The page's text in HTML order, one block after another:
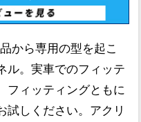
から専用の型を起こ
ル。実車でのフィッテ
フィッティングともに
試しください。アクリ